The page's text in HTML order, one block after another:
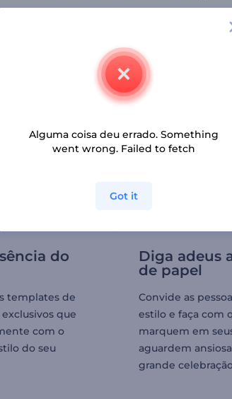
ser um
de edição fáceis
você inclua
que
se torne uma
Cenários
uso diverso
Modifique os
animados para
propósitos,
potencial e dando
sobre o seu evento único
do
templates de
que
com o
do seu
Diga adeus
de papel
Convide as
estilo e faça com
marquem em
aguardem
grande
Alguma coisa deu errado. Something
went wrong. Failed to fetch
Got it